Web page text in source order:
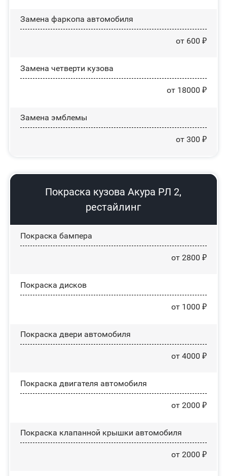
Замена фаркопа автомобиля
от 600 ₽
Замена четверти кузова
от 18000 ₽
Замена эмблемы
от 300 ₽
Покраска кузова Акура РЛ 2,
рестайлинг
Покраска бампера
от 2800 ₽
Покраска дисков
от 1000 ₽
Покраска двери автомобиля
от 4000 ₽
Покраска двигателя автомобиля
от 2000 ₽
Покраска клапанной крышки автомобиля
от 2000 ₽